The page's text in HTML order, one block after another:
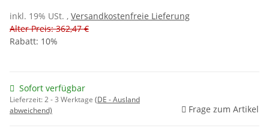
inkl. 19% USt. , Versandkostenfreie Lieferung
Alter Preis: 362,47 €
Rabatt: 10%
Sofort verfügbar
Lieferzeit:2 - 3 Werktage (DE - Ausland
abweichend)
Frage zum Artikel